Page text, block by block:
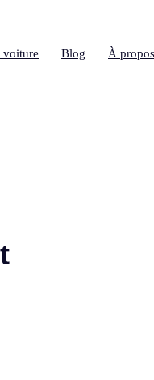
voiture Blog À